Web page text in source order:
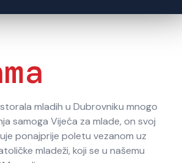
mladih u Dubrovniku mnogo
samoga Vijeća za mlade, on svoj
ponajprije poletu vezanom uz
mladeži, koji se u našemu